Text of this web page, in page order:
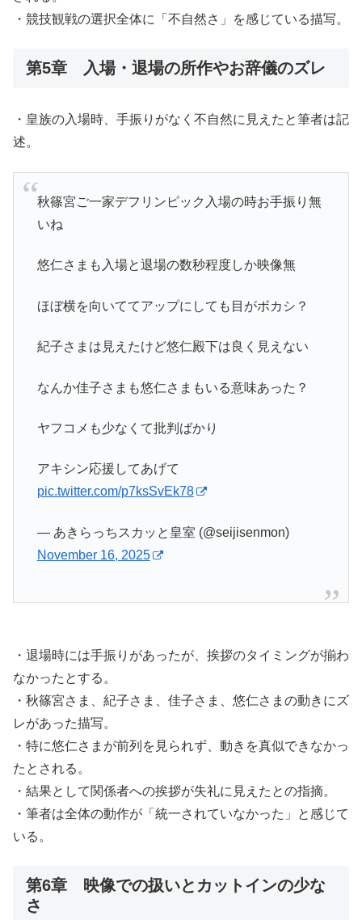
・競技観戦の選択全体に「不自然さ」を感じている描写。
第5章 入場・退場の所作やお辞儀のズレ
・皇族の入場時、手振りがなく不自然に見えたと筆者は記
述。
秋篠宮ご一家デフリンピック入場の時お手振り無
いね
悠仁さまも入場と退場の数秒程度しか映像無
ほぼ横を向いててアップにしても目がボカシ？
紀子さまは見えたけど悠仁殿下は良く見えない
なんか佳子さまも悠仁さまもいる意味あった？
ヤフコメも少なくて批判ばかり
アキシン応援してあげて
pic.twitter.com/p7ksSvEk78
— あきらっちスカッと皇室 (@seijisenmon)
November 16, 2025
・退場時には手振りがあったが、挨拶のタイミングが揃わ
なかったとする。
・秋篠宮さま、紀子さま、佳子さま、悠仁さまの動きにズ
レがあった描写。
・特に悠仁さまが前列を見られず、動きを真似できなかっ
たとされる。
・結果として関係者への挨拶が失礼に見えたとの指摘。
・筆者は全体の動作が「統一されていなかった」と感じて
いる。
第6章 映像での扱いとカットインの少な
さ